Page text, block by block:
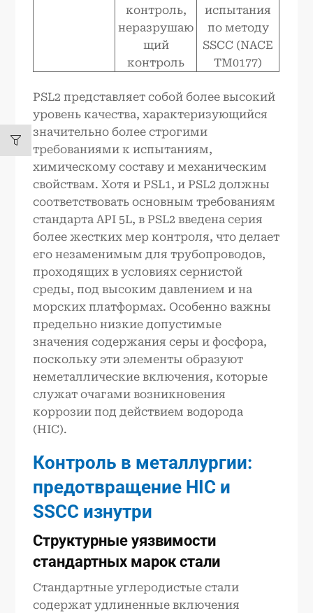
контроль,
неразрушаю
щий
контроль
испытания
по методу
SSCC (NACE
TM0177)
PSL2 представляет собой более высокий
уровень качества, характеризующийся
значительно более строгими
требованиями к испытаниям,
химическому составу и механическим
свойствам. Хотя и PSL1, и PSL2 должны
соответствовать основным требованиям
стандарта API 5L, в PSL2 введена серия
более жестких мер контроля, что делает
его незаменимым для трубопроводов,
проходящих в условиях сернистой
среды, под высоким давлением и на
морских платформах. Особенно важны
предельно низкие допустимые
значения содержания серы и фосфора,
поскольку эти элементы образуют
неметаллические включения, которые
служат очагами возникновения
коррозии под действием водорода
(HIC).
Контроль в металлургии:
предотвращение HIC и
SSCC изнутри
Структурные уязвимости
стандартных марок стали
Стандартные углеродистые стали
содержат удлиненные включения